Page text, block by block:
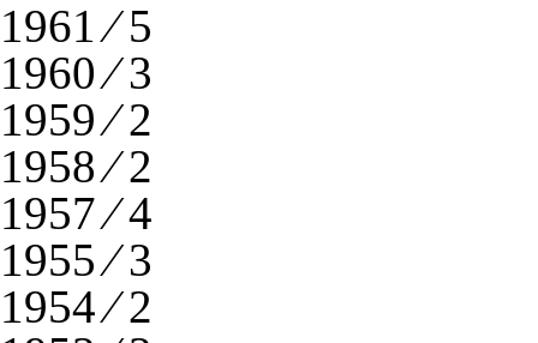
1961 ⁄ 5
1960 ⁄ 3
1959 ⁄ 2
1958 ⁄ 2
1957 ⁄ 4
1955 ⁄ 3
1954 ⁄ 2